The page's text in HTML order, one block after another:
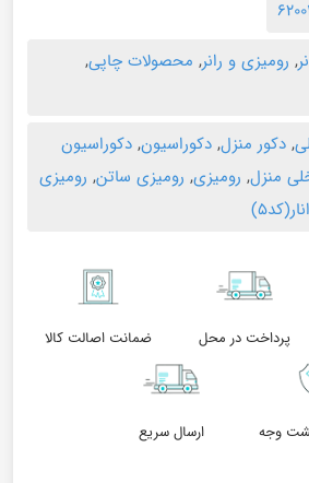
, رومیزی و رانر, محصولات چاپی,
, دکور منزل, دکوراسیون, دکوراسیون
منزل, رومیزی, رومیزی ساتن, رومیزی
پرداخت در محل ضمانت اصالت کالا
وجه ارسال سریع